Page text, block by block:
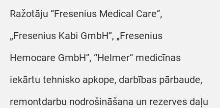
Ražotāju “Fresenius Medical Care”,
„Fresenius Kabi GmbH”, „Fresenius
Hemocare GmbH”, “Helmer” medicīnas
iekārtu tehnisko apkope, darbības pārbaude,
remontdarbu nodrošināšana un rezerves daļu